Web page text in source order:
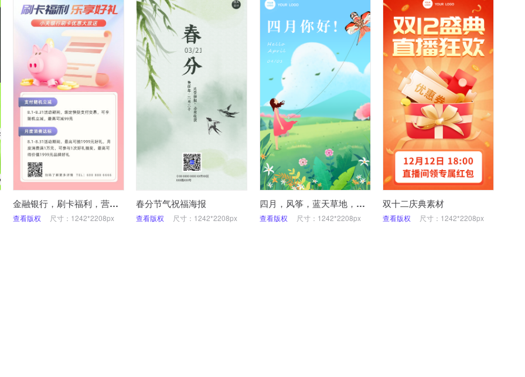
金融银行，刷卡福利，营销优惠，手机海报
查看版权 尺寸：1242*2208px
春分节气祝福海报
查看版权 尺寸：1242*2208px
四月，风筝，蓝天草地，白云，姑娘
查看版权 尺寸：1242*2208px
双十二庆典素材
查看版权 尺寸：1242*2208px